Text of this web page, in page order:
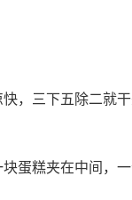
，三下五除二就
蛋糕夹在中间，